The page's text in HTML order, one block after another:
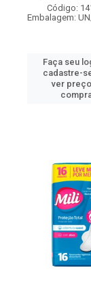
Código:
Embalagem:
Faça seu
cadastre-
ver